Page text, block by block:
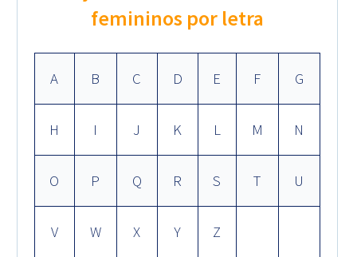
femininos por letra
A B C D E F G
H I J K L M N
O P Q R S T U
V W X Y Z